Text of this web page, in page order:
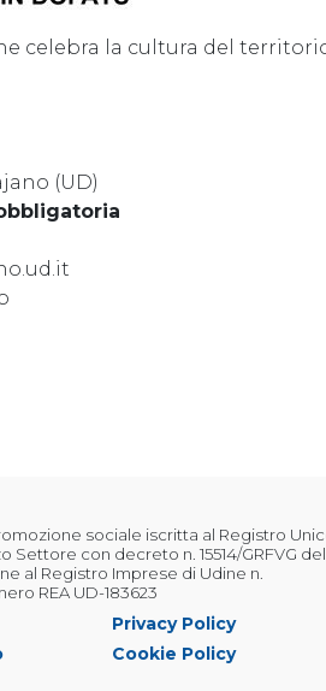
celebra la cultura del
(UD)
sociale iscritta al Registro
Settore con decreto n. 15514/GRFVG del
al Registro Imprese di Udine n.
REA UD-183623
Privacy Policy
Cookie Policy